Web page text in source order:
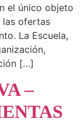
el único objeto
las ofertas
La Escuela,
[…]
–